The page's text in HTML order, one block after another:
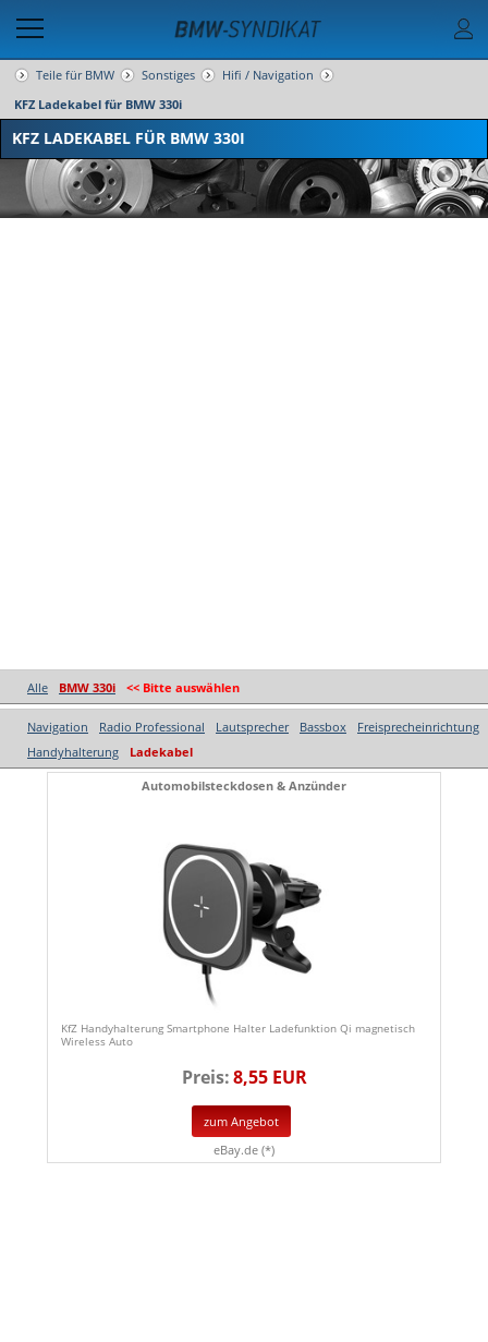
Teile für BMW Sonstiges
Hifi / Navigation
KFZ Ladekabel für BMW 330i
KFZ LADEKABEL FÜR BMW 330I
Alle BMW 330i << Bitte auswählen
Navigation Radio Professional Lautsprecher Bassbox
Freisprecheinrichtung
Handyhalterung
Ladekabel
Automobilsteckdosen & Anzünder
KfZ Handyhalterung Smartphone Halter Ladefunktion Qi magnetisch
Wireless Auto
Preis:8,55 EUR
zum Angebot
eBay.de (*)